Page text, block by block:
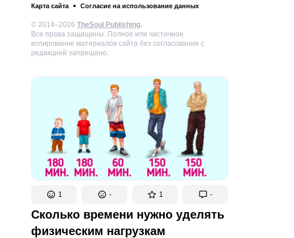
Карта сайта
Согласие на использование данных
© 2014–2026 TheSoul Publishing.
Все права защищены. Полное или частичное
копирование материалов сайта без согласования с
редакцией запрещено.
1 - 1 -
Сколько времени нужно уделять
физическим нагрузкам